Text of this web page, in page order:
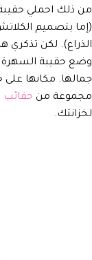
من ذلك احملي
(إما بتصميم
الذراع). لكن تذكري
وضع حقيبة
جمالها. مكانها
مجموعة من حقائب
لخزانتك.